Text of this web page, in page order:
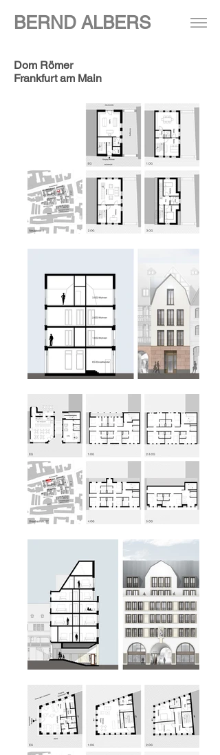
BERND ALBERS
Dom Römer
Frankfurt am Main